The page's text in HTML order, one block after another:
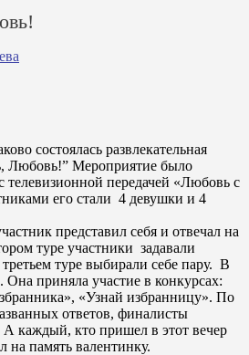
состоялась развлекательная
Любовь!” Мероприятие было
телевизионной передачей «Любовь с
его стали 4 девушки и 4
представил себя и отвечал на
туре участники задавали
туре выбирали себе пару. В
Она приняла участие в конкурсах:
«Узнай избранницу». По
ответов, финалисты
каждый, кто пришел в этот вечер
на память валентинку.